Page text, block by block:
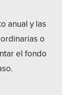
anual y las
o
el fondo